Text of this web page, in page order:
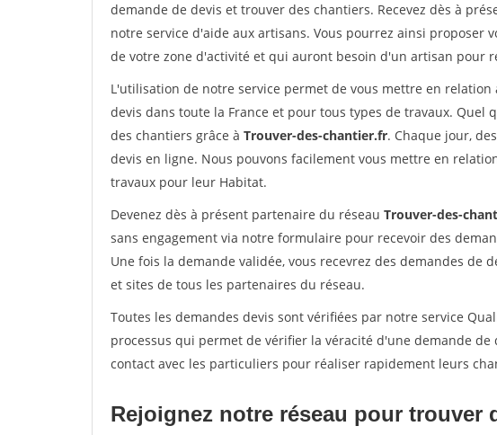
demande de devis et trouver des chantiers. Recevez dès à
notre service d'aide aux artisans. Vous pourrez ainsi proposer
de votre zone d'activité et qui auront besoin d'un artisan pour
L'utilisation de notre service permet de vous mettre en
devis dans toute la France et pour tous types de travaux. Quel
des chantiers grâce à Trouver-des-chantier.fr. Chaque jour,
devis en ligne. Nous pouvons facilement vous mettre en
travaux pour leur Habitat.
Devenez dès à présent partenaire du réseau Trouver-des-
sans engagement via notre formulaire pour recevoir des
Une fois la demande validée, vous recevrez des demandes de
et sites de tous les partenaires du réseau.
Toutes les demandes devis sont vérifiées par notre service
processus qui permet de vérifier la véracité d'une demande de
contact avec les particuliers pour réaliser rapidement leurs
Rejoignez notre réseau pour trouver